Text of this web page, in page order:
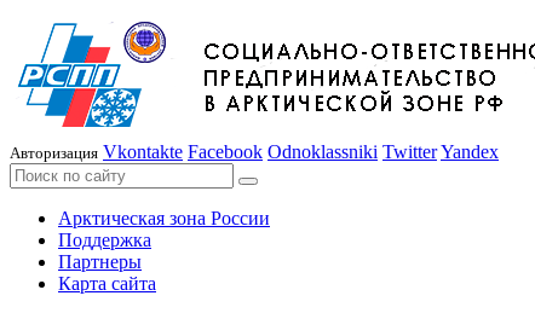
Авторизация Vkontakte Facebook Odnoklassniki TwitterYandex
Арктическая зона России
Поддержка
Партнеры
Карта сайта